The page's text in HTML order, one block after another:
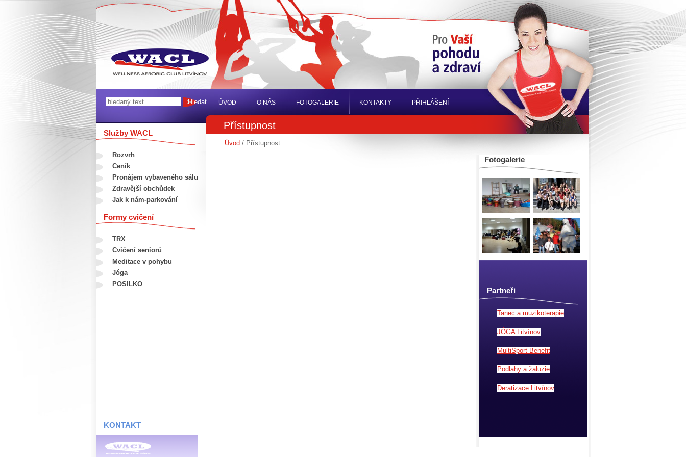
ÚVOD O NÁS FOTOGALERIE KONTAKTY PŘIHLÁŠENÍ
Služby WACL
Rozvrh
Ceník
Pronájem vybaveného sálu
Zdravější obchůdek
Jak k nám-parkování
Formy cvičení
TRX
Cvičení seniorů
Meditace v pohybu
Jóga
POSILKO
KONTAKT
Přístupnost
Úvod / Přístupnost
Fotogalerie
Partneři
Tanec a muzikoterapie
JÓGA Litvínov
MultiSport Benefit
Podlahy a žaluzie
Deratizace Litvínov